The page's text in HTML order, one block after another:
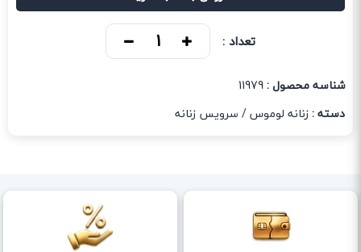
تعداد :
شناسه محصول :11979
دسته :زنانه لوموس/ سرویس زنانه